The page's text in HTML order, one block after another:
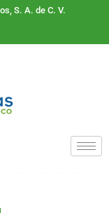
S. A. de C. V.